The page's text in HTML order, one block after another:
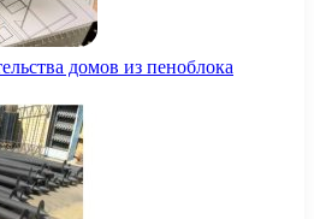
домов из пеноблока